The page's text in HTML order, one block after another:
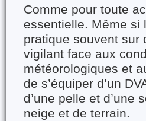
Comme pour toute
essentielle. Même si
pratique souvent sur
vigilant face aux
météorologiques et
de s’équiper d’un
d’une pelle et d’une
neige et de terrain.